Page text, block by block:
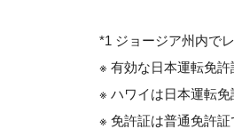
*1 ジョージア州内で
※ 有効な日本運転免許
※ ハワイは日本運転免
※ 免許証は普通免許証